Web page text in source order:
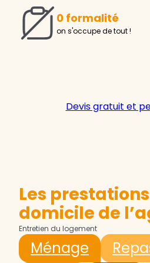
0 formalité
on s'occupe de tout !
Devis gratuit et
Les
domicile de
Entretien du logement
Ménage